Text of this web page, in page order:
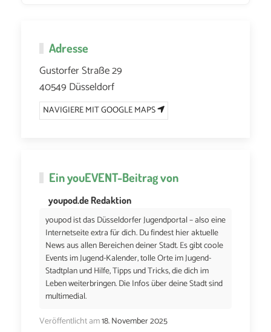
Adresse
Gustorfer Straße 29
40549 Düsseldorf
NAVIGIERE MIT GOOGLE MAPS
EinyouEVENT-Beitrag von
youpod.de Redaktion
youpod ist das Düsseldorfer Jugendportal – also eine
Internetseite extra für dich. Du findest hier aktuelle
News aus allen Bereichen deiner Stadt. Es gibt coole
Events im Jugend-Kalender, tolle Orte im Jugend-
Stadtplan und Hilfe, Tipps und Tricks, die dich im
Leben weiterbringen. Die Infos über deine Stadt sind
multimedial.
Veröffentlicht am18. November 2025